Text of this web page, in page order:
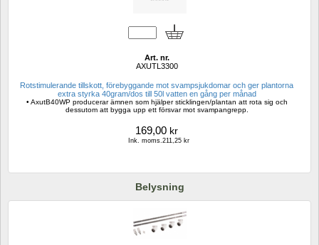
Art. nr.
AXUTL3300
Rotstimulerande tillskott, förebyggande mot svampsjukdomar och ger plantorna
extra styrka 40gram/dos till 50l vatten en gång per månad
• AxutB40WP producerar ämnen som hjälper sticklingen/plantan att rota sig och
dessutom att bygga upp ett försvar mot svampangrepp.
169,00 kr
Ink. moms.211,25 kr
Belysning